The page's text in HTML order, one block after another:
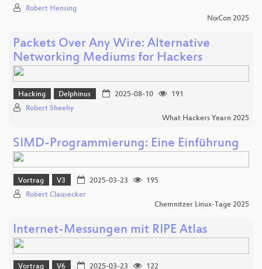
Robert Hensing
NixCon 2025
Packets Over Any Wire: Alternative
Networking Mediums for Hackers
Hacking Delphinus 2025-08-10
191
Robert Sheehy
What Hackers Yearn 2025
SIMD-Programmierung: Eine Einführung
Vortrag V3 2025-03-23
195
Robert Clausecker
Chemnitzer Linux-Tage 2025
Internet-Messungen mit RIPE Atlas
Vortrag V6 2025-03-23
122